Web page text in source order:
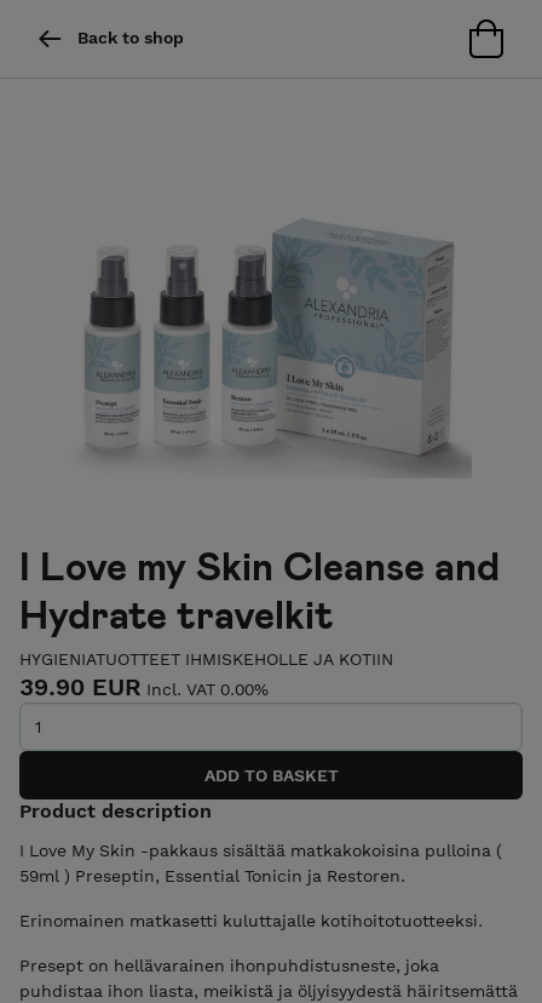
Back to shop
I Love my Skin Cleanse and
Hydrate travelkit
HYGIENIATUOTTEET IHMISKEHOLLE JA KOTIIN
39.90 EUR Incl. VAT 0.00%
Product description
I Love My Skin -pakkaus sisältää matkakokoisina pulloina (
59ml ) Preseptin, Essential Tonicin ja Restoren.
Erinomainen matkasetti kuluttajalle kotihoitotuotteeksi.
Presept on hellävarainen ihonpuhdistusneste, joka
puhdistaa ihon liasta, meikistä ja öljyisyydestä häiritsemättä